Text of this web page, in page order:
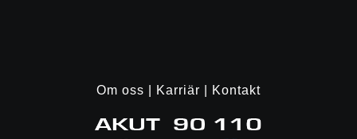
Om oss Karriär Kontakt